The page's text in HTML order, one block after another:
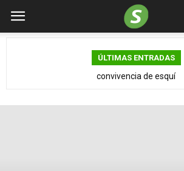
ÚLTIMAS ENTRADAS
convivencia de esquí